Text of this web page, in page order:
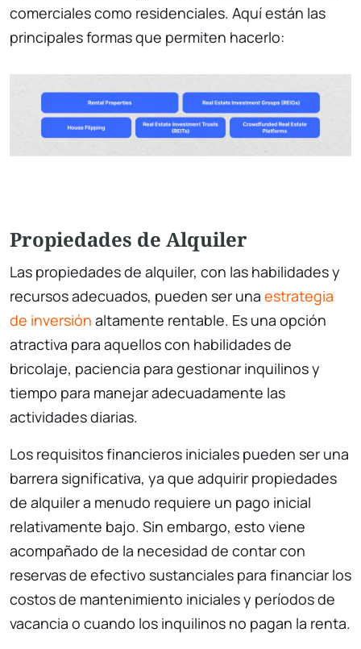
comerciales como residenciales. Aquí están las
principales formas que permiten hacerlo:
Propiedades de Alquiler
Las propiedades de alquiler, con las habilidades y
recursos adecuados, pueden ser una estrategia
de inversión altamente rentable. Es una opción
atractiva para aquellos con habilidades de
bricolaje, paciencia para gestionar inquilinos y
tiempo para manejar adecuadamente las
actividades diarias.
Los requisitos financieros iniciales pueden ser una
barrera significativa, ya que adquirir propiedades
de alquiler a menudo requiere un pago inicial
relativamente bajo. Sin embargo, esto viene
acompañado de la necesidad de contar con
reservas de efectivo sustanciales para financiar los
costos de mantenimiento iniciales y períodos de
vacancia o cuando los inquilinos no pagan la renta.